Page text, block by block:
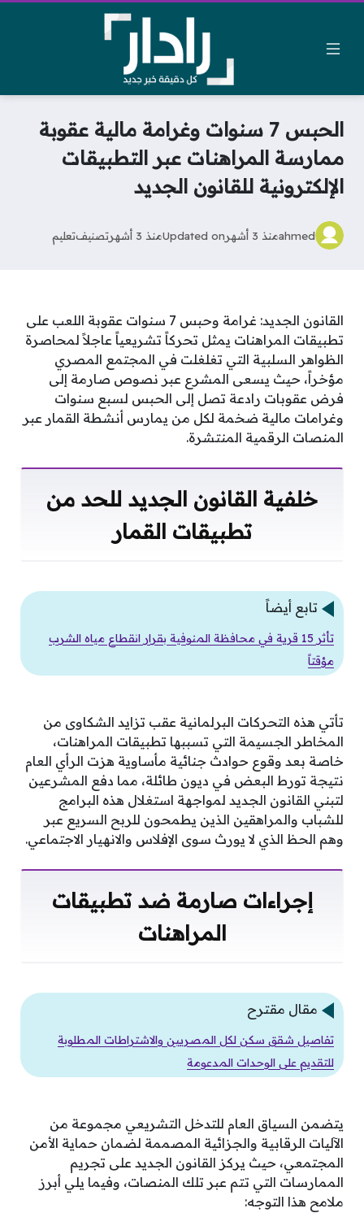
الحبس 7 سنوات وغرامة مالية عقوبة
ممارسة المراهنات عبر التطبيقات
الإلكترونية للقانون الجديد
ahmedمنذ 3 أشهر Updated onمنذ 3 أشهر تصنيفتعليم
القانون الجديد: غرامة وحبس 7 سنوات عقوبة اللعب على
تطبيقات المراهنات يمثل تحركاً تشريعياً عاجلاً لمحاصرة
الظواهر السلبية التي تغلغلت في المجتمع المصري
مؤخراً، حيث يسعى المشرع عبر نصوص صارمة إلى
فرض عقوبات رادعة تصل إلى الحبس لسبع سنوات
وغرامات مالية ضخمة لكل من يمارس أنشطة القمار عبر
المنصات الرقمية المنتشرة.
خلفية القانون الجديد للحد من
تطبيقات القمار
تابع أيضاً
تأثر 15 قرية في محافظة المنوفية بقرار انقطاع مياه الشرب
مؤقتاً
تأتي هذه التحركات البرلمانية عقب تزايد الشكاوى من
المخاطر الجسيمة التي تسببها تطبيقات المراهنات،
خاصة بعد وقوع حوادث جنائية مأساوية هزت الرأي العام
نتيجة تورط البعض في ديون طائلة، مما دفع المشرعين
لتبني القانون الجديد لمواجهة استغلال هذه البرامج
للشباب والمراهقين الذين يطمحون للربح السريع عبر
وهم الحظ الذي لا يورث سوى الإفلاس والانهيار الاجتماعي.
إجراءات صارمة ضد تطبيقات
المراهنات
مقال مقترح
تفاصيل شقق سكن لكل المصريين والاشتراطات المطلوبة
للتقديم على الوحدات المدعومة
يتضمن السياق العام للتدخل التشريعي مجموعة من
الآليات الرقابية والجزائية المصممة لضمان حماية الأمن
المجتمعي، حيث يركز القانون الجديد على تجريم
الممارسات التي تتم عبر تلك المنصات، وفيما يلي أبرز
ملامح هذا التوجه: